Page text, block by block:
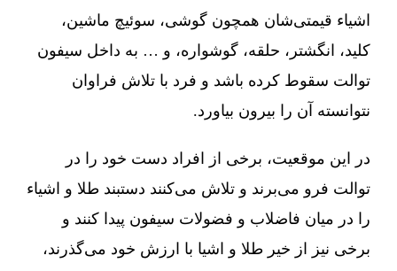
اشیاء قیمتی‌شان همچون گوشی، سوئیچ ماشین،
کلید، انگشتر، حلقه، گوشواره، و … به داخل سیفون
توالت سقوط کرده باشد و فرد با تلاش فراوان
نتوانسته آن را بیرون بیاورد.
در این موقعیت، برخی از افراد دست خود را در
توالت فرو می‌برند و تلاش می‌کنند دستبند طلا و اشیاء
را در میان فاضلاب و فضولات سیفون پیدا کنند و
برخی نیز از خیر طلا و اشیا با ارزش خود می‌گذرند،